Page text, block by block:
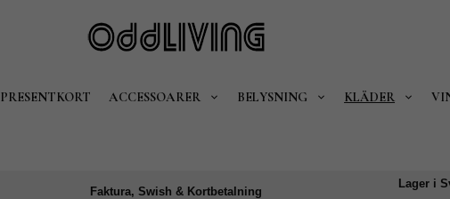
PRESENTKORT ACCESSOARER BELYSNING KLÄDER
Faktura, Swish & Kortbetalning
Lager i